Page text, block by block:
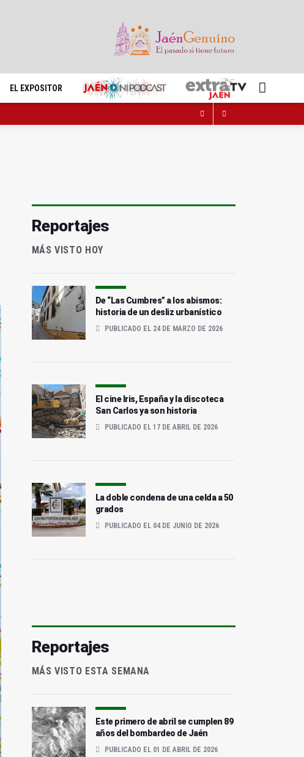
EL EXPOSITOR
Reportajes
MÁS VISTO HOY
De “Las Cumbres” a los abismos:
historia de un desliz urbanístico
PUBLICADO EL 24 DE MARZO DE 2026
El cine Iris, España y la discoteca
San Carlos ya son historia
PUBLICADO EL 17 DE ABRIL DE 2026
La doble condena de una celda a 50
grados
PUBLICADO EL 04 DE JUNIO DE 2026
Reportajes
MÁS VISTO ESTA SEMANA
Este primero de abril se cumplen 89
años del bombardeo de Jaén
PUBLICADO EL 01 DE ABRIL DE 2026